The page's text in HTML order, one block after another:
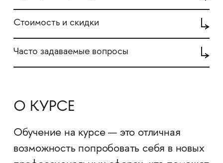
Стоимость и скидки
Часто задаваемые вопросы
О КУРСЕ
Обучение на курсе — это отличная
возможность попробовать себя в новых